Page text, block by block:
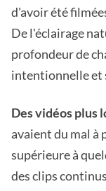
d'avoir été
De l'éclairage
profondeur de
intentionnelle et
Des vidéos plus
avaient du mal à
supérieure à
des clips